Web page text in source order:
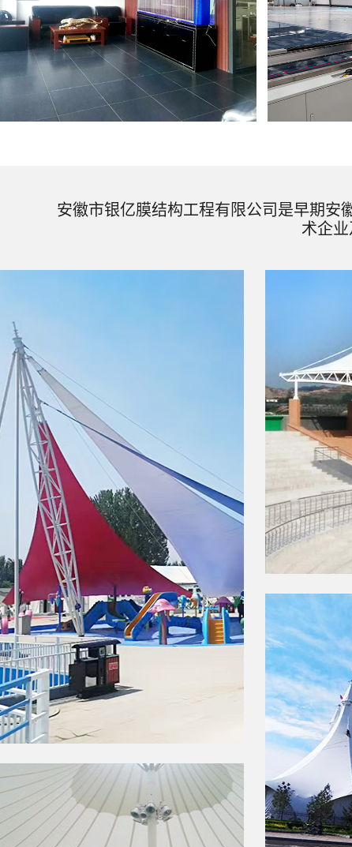
安徽市银亿膜结构工程有限公司是早期安
术企